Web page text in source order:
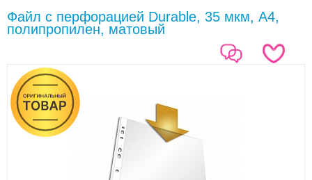
Файл с перфорацией Durable, 35 мкм, А4,
полипропилен, матовый